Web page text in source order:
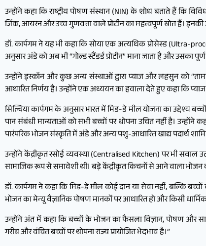
उन्होंने कहा कि राष्ट्रीय पोषण संस्थान (NIN) के शोध बताते हैं कि
जिंक, आयरन और उच्च गुणवत्ता वाले प्रोटीन का महत्वपूर्ण स्रोत हैं।
डॉ. कार्पगम ने यह भी कहा कि सोया एक अत्यधिक प्रोसेस्ड (Ultra-
अनुसार अंडे को अब भी “गोल्ड स्टैंडर्ड प्रोटीन” माना जाता है और उसका
उन्होंने इस्कॉन और कुछ अन्य संस्थाओं द्वारा प्याज और लहसुन को
आधारित निर्णय है। उन्होंने एक अध्ययन का हवाला देते हुए कहा
सिल्विया कार्पगम के अनुसार भारत में मिड-डे मील योजना का उद्देश्य
पान संबंधी मान्यताओं को सभी बच्चों पर थोपना उचित नहीं है।
पारंपरिक भोजन संस्कृति में अंडे और अन्य पशु-आधारित खाद्य पदार्थ
उन्होंने केंद्रीकृत रसोई व्यवस्था (Centralised Kitchen) पर भी सवाल
सामाजिक रूप से समावेशी थी। बड़े केंद्रीकृत किचनों से आने वाला भोजन
डॉ. कार्पगम ने कहा कि मिड-डे मील कोई दान या सेवा नहीं, बल्कि
भोजन का मेन्यू वैज्ञानिक पोषण मानकों पर आधारित हो और किसी
उन्होंने अंत में कहा कि बच्चों के भोजन का फैसला विज्ञान, पोषण और
गरीब और वंचित बच्चों पर थोपना राज्य प्रायोजित भेदभाव है।”